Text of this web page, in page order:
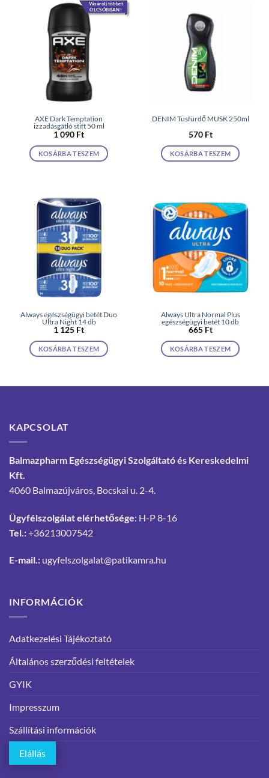
Vásárolj többet
OLCSÓBBAN!
AXE Dark Temptation
izzadásgátló stift 50 ml
1 090 Ft
KOSÁRBA TESZEM
DENIM Tusfürdő MUSK 250ml
570 Ft
KOSÁRBA TESZEM
Always egészségügyi betét Duo
Ultra Night 14 db
1 125 Ft
KOSÁRBA TESZEM
Always Ultra Normal Plus
egészségügyi betét 10 db
665 Ft
KOSÁRBA TESZEM
KAPCSOLAT
Balmazpharm Egészségügyi Szolgáltató és Kereskedelmi
Kft.
4060 Balmazújváros, Bocskai u. 2-4.
Ügyfélszolgálat elérhetősége: H-P 8-16
Tel.:+36213007542
E-mail.: ugyfelszolgalat@patikamra.hu
INFORMÁCIÓK
Adatkezelési Tájékoztató
Általános szerződési feltételek
GYIK
Impresszum
Szállítási információk
Elállás